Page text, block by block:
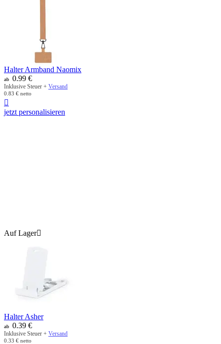
Halter Armband Naomix
ab 0.99 €
Inklusive Steuer + Versand
0.83 € netto

jetzt personalisieren
Auf Lager
Halter Asher
ab 0.39 €
Inklusive Steuer + Versand
0.33 € netto